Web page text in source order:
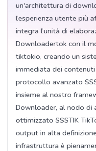
un'architettura di
l’esperienza utente più
integra l’unità di
Downloadertok con il
tiktokio, creando un
immediata dei
protocollo avanzato
insieme al nostro
Downloader, al nodo di
ottimizzato SSSTIK
output in alta
infrastruttura è